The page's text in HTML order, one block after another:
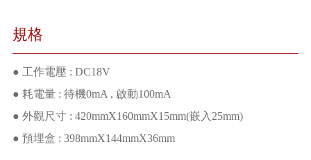
規格
● 工作電壓 : DC18V
● 耗電量 : 待機0mA , 啟動100mA
● 外觀尺寸 : 420mmX160mmX15mm(嵌入25mm)
● 預埋盒 : 398mmX144mmX36mm